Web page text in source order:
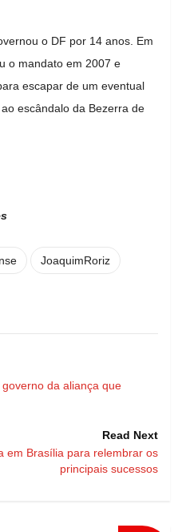
o DF por 14 anos. Em
o mandato em 2007 e
escapar de um eventual
escândalo da Bezerra de
JoaquimRoriz
da aliança que
Read Next
em Brasília para relembrar os
principais sucessos